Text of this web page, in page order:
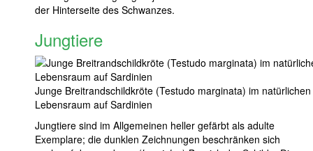
der Hinterseite des Schwanzes.
Jungtiere
Junge Breitrandschildkröte (Testudo marginata) im natürlichen
Lebensraum auf Sardinien
Jungtiere sind im Allgemeinen heller gefärbt als adulte
Exemplare; die dunklen Zeichnungen beschränken sich